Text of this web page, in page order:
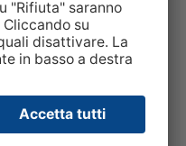
di Verona